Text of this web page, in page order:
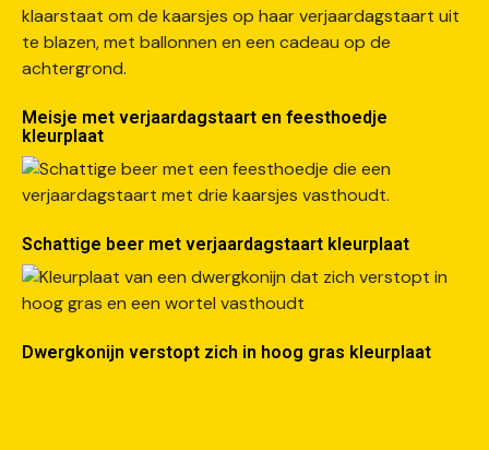
Meisje met verjaardagstaart en feesthoedje
kleurplaat
Schattige beer met verjaardagstaart kleurplaat
Dwergkonijn verstopt zich in hoog gras kleurplaat